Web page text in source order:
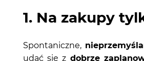
1. Na zakupy
Spontaniczne,
udać się z dobrze